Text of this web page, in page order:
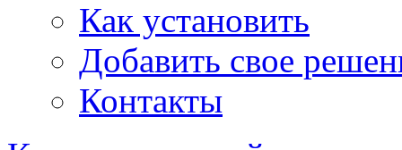
Как установить
Добавить свое
Контакты